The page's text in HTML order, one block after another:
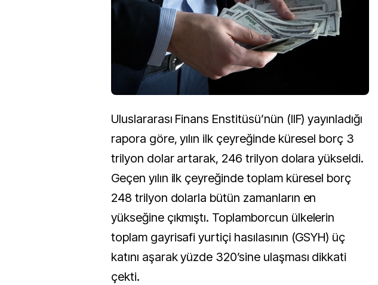
Uluslararası Finans Enstitüsü’nün (IIF) yayınladığı
rapora göre, yılın ilk çeyreğinde küresel borç 3
trilyon dolar artarak, 246 trilyon dolara yükseldi.
Geçen yılın ilk çeyreğinde toplam küresel borç
248 trilyon dolarla bütün zamanların en
yükseğine çıkmıştı. Toplamborcun ülkelerin
toplam gayrisafi yurtiçi hasılasının (GSYH) üç
katını aşarak yüzde 320’sine ulaşması dikkati
çekti.